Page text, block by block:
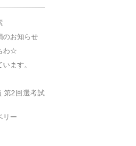
のお知らせ
わ☆
ます。
第2回選考試
リー